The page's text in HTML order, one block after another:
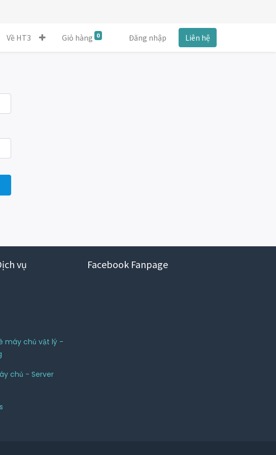
Về HT3 Giỏ hàng 0 Đăng nhập Liên hệ
vụ
máy chủ vật lý -
chủ - Server
Facebook Fanpage